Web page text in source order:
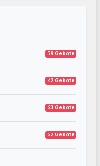
79 Gebote
42 Gebote
23 Gebote
22 Gebote